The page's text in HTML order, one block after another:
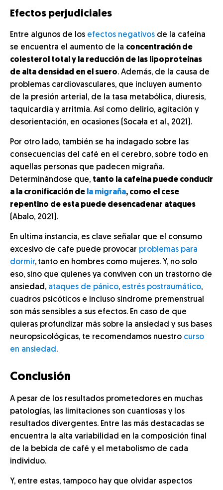
Efectos perjudiciales
Entre algunos de los efectos negativos de la cafeína
se encuentra el aumento de la concentración de
colesterol total y la reducción de las lipoproteínas
de alta densidad en el suero. Además, de la causa de
problemas cardiovasculares, que incluyen aumento
de la presión arterial, de la tasa metabólica, diuresis,
taquicardia y arritmia. Así como delirio, agitación y
desorientación, en ocasiones (Socała et al., 2021).
Por otro lado, también se ha indagado sobre las
consecuencias del café en el cerebro, sobre todo en
aquellas personas que padecen migraña.
Determinándose que, tanto la cafeína puede conducir
a la cronificación de la migraña, como el cese
repentino de esta puede desencadenar ataques
(Abalo, 2021).
En ultima instancia, es clave señalar que el consumo
excesivo de cafe puede provocar problemas para
dormir, tanto en hombres como mujeres. Y, no solo
eso, sino que quienes ya conviven con un trastorno de
ansiedad, ataques de pánico, estrés postraumático,
cuadros psicóticos e incluso síndrome premenstrual
son más sensibles a sus efectos. En caso de que
quieras profundizar más sobre la ansiedad y sus bases
neuropsicológicas, te recomendamos nuestro curso
en ansiedad.
Conclusión
A pesar de los resultados prometedores en muchas
patologías, las limitaciones son cuantiosas y los
resultados divergentes. Entre las más destacadas se
encuentra la alta variabilidad en la composición final
de la bebida de café y el metabolismo de cada
individuo.
Y, entre estas, tampoco hay que olvidar aspectos